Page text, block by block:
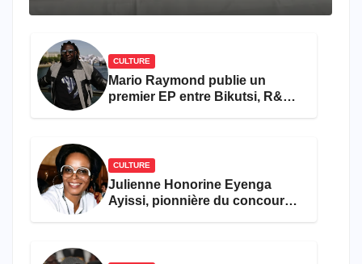
CULTURE
Mario Raymond publie un
premier EP entre Bikutsi, R&B
CULTURE
Julienne Honorine Eyenga
Ayissi, pionnière du concours